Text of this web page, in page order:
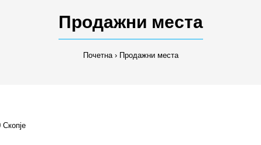
Продажни места
Почетна Продажни места